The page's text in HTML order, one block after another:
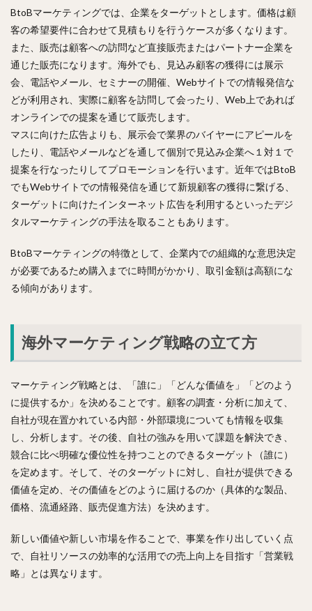
BtoBマーケティングでは、企業をターゲットとします。価格は顧
客の希望要件に合わせて見積もりを行うケースが多くなります。
また、販売は顧客への訪問など直接販売またはパートナー企業を
通じた販売になります。海外でも、見込み顧客の獲得には展示
会、電話やメール、セミナーの開催、Webサイトでの情報発信な
どが利用され、実際に顧客を訪問して会ったり、Web上であれば
オンラインでの提案を通じて販売します。
マスに向けた広告よりも、展示会で業界のバイヤーにアピールを
したり、電話やメールなどを通して個別で見込み企業へ１対１で
提案を行なったりしてプロモーションを行います。近年ではBtoB
でもWebサイトでの情報発信を通じて新規顧客の獲得に繋げる、
ターゲットに向けたインターネット広告を利用するといったデジ
タルマーケティングの手法を取ることもあります。
BtoBマーケティングの特徴として、企業内での組織的な意思決定
が必要であるため購入までに時間がかかり、取引金額は高額にな
る傾向があります。
海外マーケティング戦略の立て方
マーケティング戦略とは、「誰に」「どんな価値を」「どのよう
に提供するか」を決めることです。顧客の調査・分析に加えて、
自社が現在置かれている内部・外部環境についても情報を収集
し、分析します。その後、自社の強みを用いて課題を解決でき、
競合に比べ明確な優位性を持つことのできるターゲット（誰に）
を定めます。そして、そのターゲットに対し、自社が提供できる
価値を定め、その価値をどのように届けるのか（具体的な製品、
価格、流通経路、販売促進方法）を決めます。
新しい価値や新しい市場を作ることで、事業を作り出していく点
で、自社リソースの効率的な活用での売上向上を目指す「営業戦
略」とは異なります。